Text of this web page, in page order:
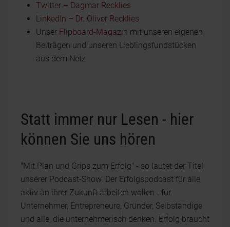
Twitter – Dagmar Recklies
LinkedIn – Dr. Oliver Recklies
Unser Flipboard-Magazin mit unseren eigenen
Beiträgen und unseren Lieblingsfundstücken
aus dem Netz
Statt immer nur Lesen - hier
können Sie uns hören
"Mit Plan und Grips zum Erfolg" - so lautet der Titel
unserer Podcast-Show. Der Erfolgspodcast für alle,
aktiv an ihrer Zukunft arbeiten wollen - für
Unternehmer, Entrepreneure, Gründer, Selbständige
und alle, die unternehmerisch denken. Erfolg braucht